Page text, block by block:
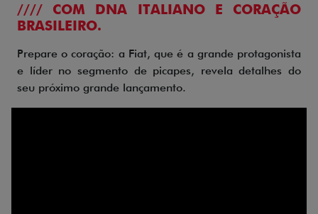
//// COM DNA ITALIANO E CORAÇÃO
BRASILEIRO.
Prepare o coração: a Fiat, que é a grande protagonista
e líder no segmento de picapes, revela detalhes do
seu próximo grande lançamento.